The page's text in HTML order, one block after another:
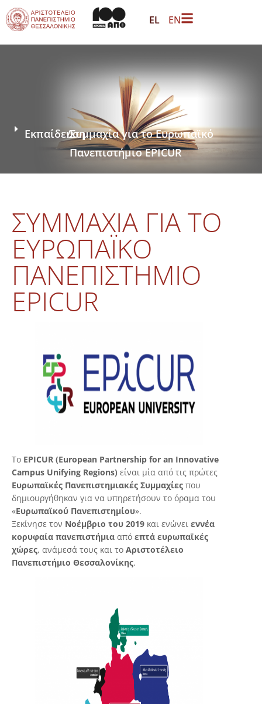
EL EN
Εκπαίδευση
/Συμμαχία για το Ευρωπαϊκό
Πανεπιστήμιο EPICUR
ΣΥΜΜΑΧΊΑ ΓΙΑ ΤΟ
ΕΥΡΩΠΑΪΚΌ
ΠΑΝΕΠΙΣΤΉΜΙΟ
EPICUR
Το EPICUR (European Partnership for an Innovative
Campus Unifying Regions) είναι μία από τις πρώτες
Ευρωπαϊκές Πανεπιστημιακές Συμμαχίες που
δημιουργήθηκαν για να υπηρετήσουν το όραμα του
«Ευρωπαϊκού Πανεπιστημίου».
Ξεκίνησε τον Νοέμβριο του 2019 και ενώνει εννέα
κορυφαία πανεπιστήμια από επτά ευρωπαϊκές
χώρες, ανάμεσά τους και το Αριστοτέλειο
Πανεπιστήμιο Θεσσαλονίκης.